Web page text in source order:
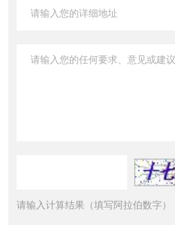
请输入计算结果（填写阿拉伯数字）